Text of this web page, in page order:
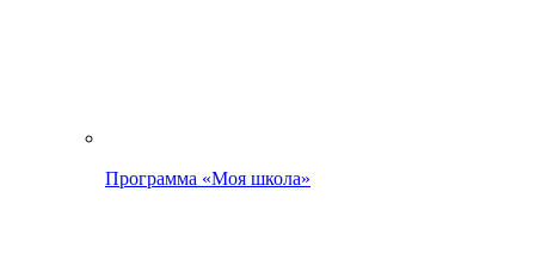
Программа «Моя школа»